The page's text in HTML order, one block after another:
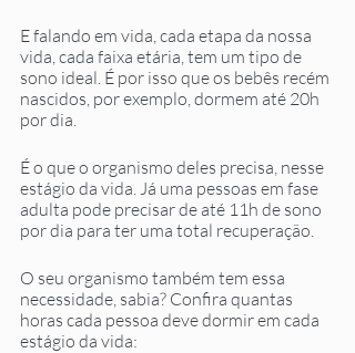
E falando em vida, cada etapa da nossa
vida, cada faixa etária, tem um tipo de
sono ideal. É por isso que os bebês recém
nascidos, por exemplo, dormem até 20h
por dia.
É o que o organismo deles precisa, nesse
estágio da vida. Já uma pessoas em fase
adulta pode precisar de até 11h de sono
por dia para ter uma total recuperação.
O seu organismo também tem essa
necessidade, sabia? Confira quantas
horas cada pessoa deve dormir em cada
estágio da vida: